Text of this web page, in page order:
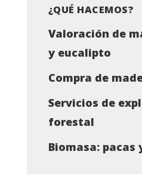
¿QUÉ HACEMOS?
Valoración de
y eucalipto
Compra de
Servicios de
forestal
Biomasa: pacas